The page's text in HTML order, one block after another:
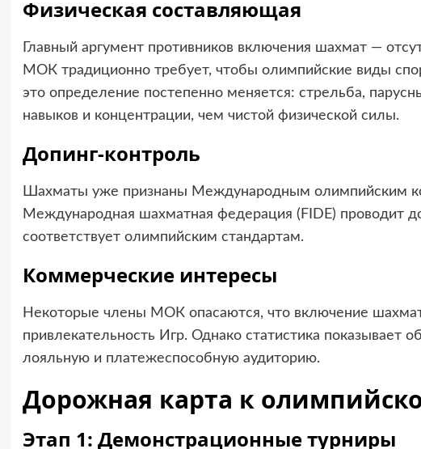
Физическая составляющая
Главный аргумент противников включения шахмат —
МОК традиционно требует, чтобы олимпийские виды
это определение постепенно меняется: стрельба,
навыков и концентрации, чем чистой физической силы.
Допинг-контроль
Шахматы уже признаны Международным олимпийским
Международная шахматная федерация (FIDE) проводит
соответствует олимпийским стандартам.
Коммерческие интересы
Некоторые члены МОК опасаются, что включение
привлекательность Игр. Однако статистика показывает
лояльную и платежеспособную аудиторию.
Дорожная карта к
Этап 1: Демонстрационные турниры